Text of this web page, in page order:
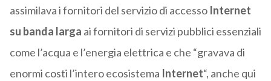
assimilava i fornitori del servizio di accesso Internet
su banda larga ai fornitori di servizi pubblici essenziali
come l’acqua e l’energia elettrica e che “gravava di
enormi costi l’intero ecosistema Internet“, anche qui